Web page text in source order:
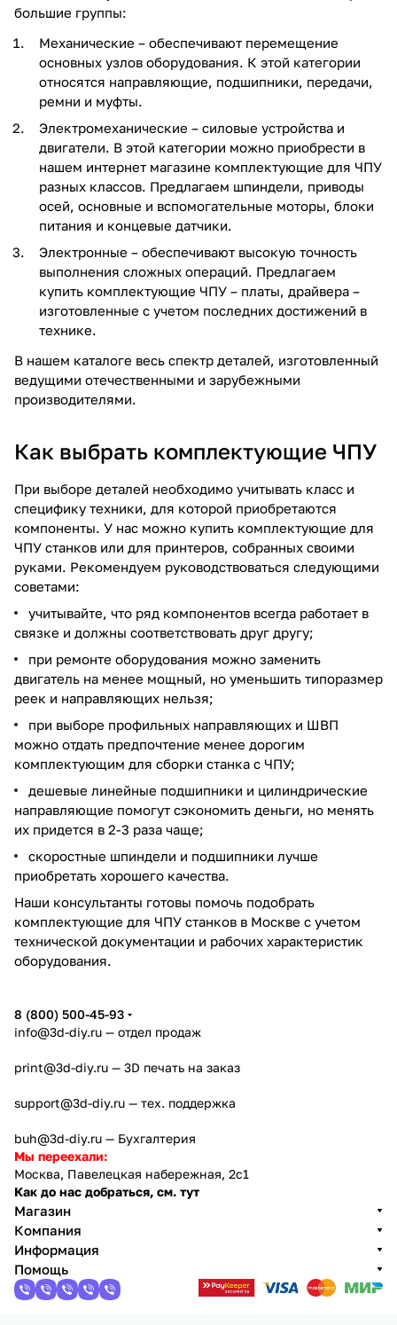
большие группы:
Механические – обеспечивают перемещение
основных узлов оборудования. К этой категории
относятся направляющие, подшипники, передачи,
ремни и муфты.
Электромеханические – силовые устройства и
двигатели. В этой категории можно приобрести в
нашем интернет магазине комплектующие для ЧПУ
разных классов. Предлагаем шпиндели, приводы
осей, основные и вспомогательные моторы, блоки
питания и концевые датчики.
Электронные – обеспечивают высокую точность
выполнения сложных операций. Предлагаем
купить комплектующие ЧПУ – платы, драйвера –
изготовленные с учетом последних достижений в
технике.
В нашем каталоге весь спектр деталей, изготовленный
ведущими отечественными и зарубежными
производителями.
Как выбрать комплектующие ЧПУ
При выборе деталей необходимо учитывать класс и
специфику техники, для которой приобретаются
компоненты. У нас можно купить комплектующие для
ЧПУ станков или для принтеров, собранных своими
руками. Рекомендуем руководствоваться следующими
советами:
учитывайте, что ряд компонентов всегда работает в
связке и должны соответствовать друг другу;
при ремонте оборудования можно заменить
двигатель на менее мощный, но уменьшить типоразмер
реек и направляющих нельзя;
при выборе профильных направляющих и ШВП
можно отдать предпочтение менее дорогим
комплектующим для сборки станка с ЧПУ;
дешевые линейные подшипники и цилиндрические
направляющие помогут сэкономить деньги, но менять
их придется в 2-3 раза чаще;
скоростные шпиндели и подшипники лучше
приобретать хорошего качества.
Наши консультанты готовы помочь подобрать
комплектующие для ЧПУ станков в Москве с учетом
технической документации и рабочих характеристик
оборудования.
8 (800) 500-45-93
info@3d-diy.ru — отдел продаж
print@3d-diy.ru — 3D печать на заказ
support@3d-diy.ru — тех. поддержка
buh@3d-diy.ru — Бухгалтерия
Мы переехали:
Москва, Павелецкая набережная, 2с1
Как до нас добраться, см. тут
Магазин
Компания
Информация
Помощь